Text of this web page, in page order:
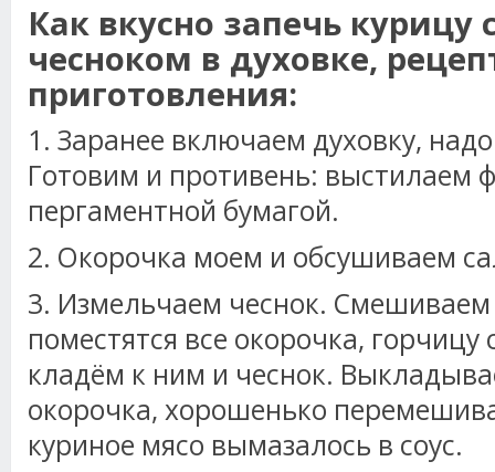
Как вкусно запечь курицу
чесноком в духовке,
приготовления:
1. Заранее включаем духовку,
Готовим и противень: выстилаем
пергаментной бумагой.
2. Окорочка моем и обсушиваем
3. Измельчаем чеснок. Смешиваем
поместятся все окорочка,
кладём к ним и чеснок.
окорочка, хорошенько
куриное мясо вымазалось в соус.